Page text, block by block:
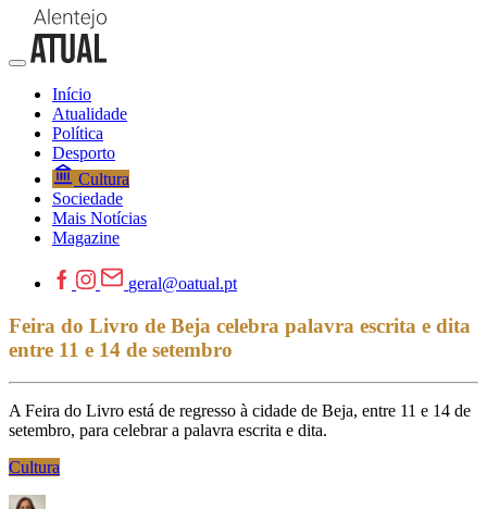
Início
Atualidade
Política
Desporto
Cultura
Sociedade
Mais Notícias
Magazine
geral@oatual.pt
Feira do Livro de Beja celebra palavra escrita e dita
entre 11 e 14 de setembro
A Feira do Livro está de regresso à cidade de Beja, entre 11 e 14 de
setembro, para celebrar a palavra escrita e dita.
Cultura